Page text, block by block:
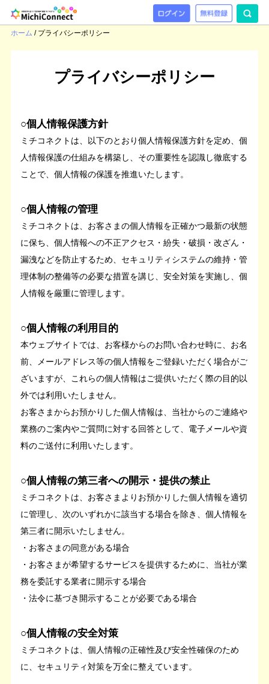
ホーム / プライバシーポリシー
プライバシーポリシー
○個人情報保護方針
ミチコネクトは、以下のとおり個人情報保護方針を定め、個
人情報保護の仕組みを構築し、その重要性を認識し徹底する
ことで、個人情報の保護を推進いたします。
○個人情報の管理
ミチコネクトは、お客さまの個人情報を正確かつ最新の状態
に保ち、個人情報への不正アクセス・紛失・破損・改ざん・
漏洩などを防止するため、セキュリティシステムの維持・管
理体制の整備等の必要な措置を講じ、安全対策を実施し、個
人情報を厳重に管理します。
○個人情報の利用目的
本ウェブサイトでは、お客様からのお問い合わせ時に、お名
前、メールアドレス等の個人情報をご登録いただく場合がご
ざいますが、これらの個人情報はご提供いただく際の目的以
外では利用いたしません。
お客さまからお預かりした個人情報は、当社からのご連絡や
業務のご案内やご質問に対する回答として、電子メールや資
料のご送付に利用いたします。
○個人情報の第三者への開示・提供の禁止
ミチコネクトは、お客さまよりお預かりした個人情報を適切
に管理し、次のいずれかに該当する場合を除き、個人情報を
第三者に開示いたしません。
・お客さまの同意がある場合
・お客さまが希望するサービスを提供するために、当社が業
務を委託する業者に開示する場合
・法令に基づき開示することが必要である場合
○個人情報の安全対策
ミチコネクトは、個人情報の正確性及び安全性確保のため
に、セキュリティ対策を万全に整えています。